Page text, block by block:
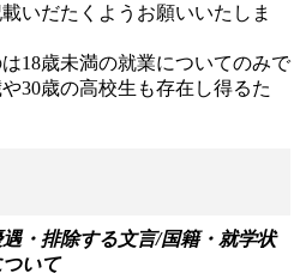
いだたくようお願いいたしま
18歳未満の就業についてのみで
30歳の高校生も存在し得るた
・排除する文言/国籍・就学状
いて